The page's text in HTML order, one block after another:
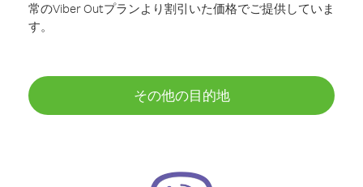
常のViber Outプランより割引いた価格でご提供していま
す。
その他の目的地